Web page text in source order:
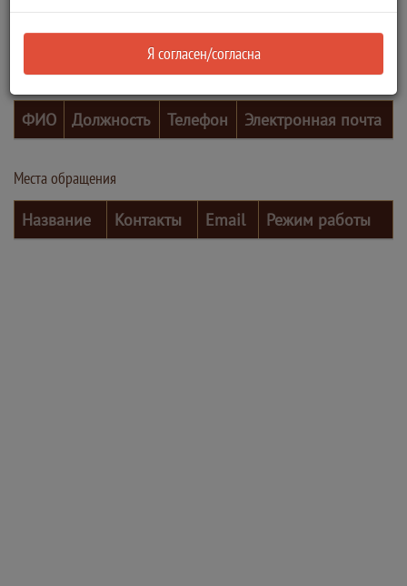
Контактные лица
ФИО
Должность Телефон Электронная почта
Места обращения
Название
Контакты Email Режим работы
Я согласен/согласна